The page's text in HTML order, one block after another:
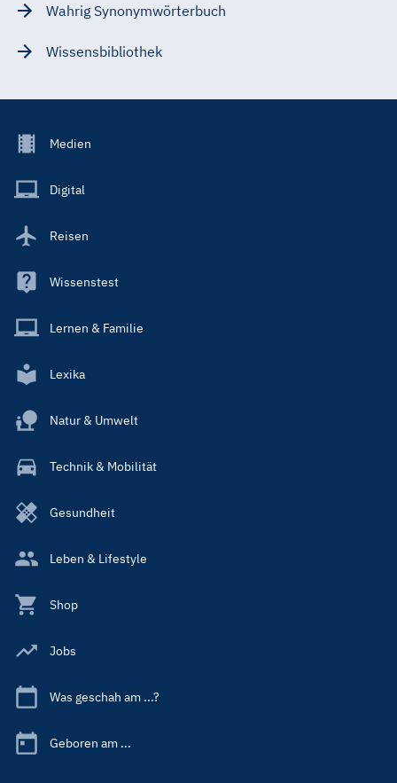
Wahrig Synonymwörterbuch
Wissensbibliothek
Footer
Main
Medien
Digital
Reisen
Wissenstest
Lernen & Familie
Lexika
Natur & Umwelt
Technik & Mobilität
Gesundheit
Leben & Lifestyle
Shop
Jobs
Was geschah am ...?
Geboren am ...